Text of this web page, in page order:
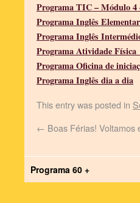
Programa TIC – Módulo 4
Programa Inglês
Programa Inglês
Programa Atividade
Programa Oficina de
Programa Inglês dia a dia
This entry was posted in
← Boas Férias! Voltamos
Programa 60 +